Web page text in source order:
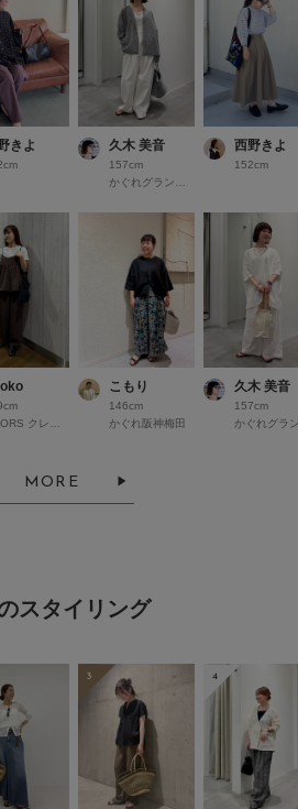
きよ 久木 美音
157cm
西野きよ
152cm
DOORS クレフィ三宮
こもり
146cm
かぐれ阪神梅田
久木 美音
157cm
MORE
スタイリング
3 4